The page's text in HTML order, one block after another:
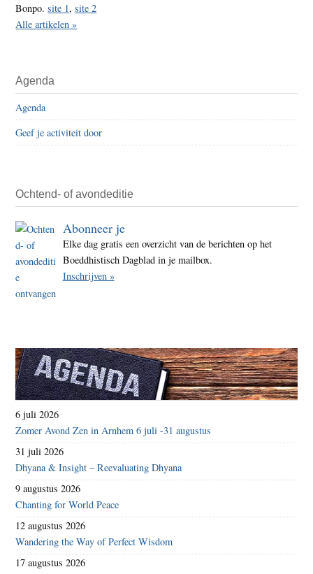
Bonpo.site 1,site 2
Alle artikelen »
Agenda
Agenda
Geef je activiteit door
Ochtend- of avondeditie
Abonneer je
Elke dag gratis een overzicht van de berichten op het
Boeddhistisch Dagblad in je mailbox.
Inschrijven »
6 juli 2026
Zomer Avond Zen in Arnhem 6 juli -31 augustus
31 juli 2026
Dhyana & Insight – Reevaluating Dhyana
9 augustus 2026
Chanting for World Peace
12 augustus 2026
Wandering the Way of Perfect Wisdom
17 augustus 2026